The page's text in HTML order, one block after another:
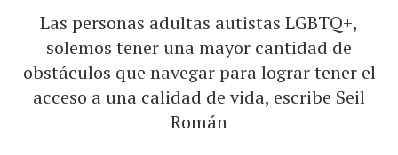
Las personas adultas autistas LGBTQ+,
solemos tener una mayor cantidad de
obstáculos que navegar para lograr tener el
acceso a una calidad de vida, escribe Seil
Román